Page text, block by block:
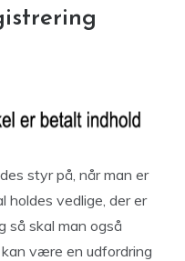
styr på, når man er
holdes vedlige, der er
så skal man også
være en udfordring